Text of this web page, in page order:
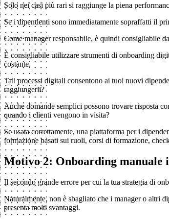
Solo nei casi più rari si raggiunge la piena
Se i dipendenti sono immediatamente sopraffatti il
Come manager responsabile, è quindi consigliabile
È consigliabile utilizzare strumenti di onboarding
costante.
Tali processi digitali consentono ai tuoi nuovi
raggiungerli?
Anche domande semplici possono trovare risposta
quando i clienti vengono in visita?
Se usata correttamente, una piattaforma per i
formazione basati sui ruoli, corsi di formazione,
Motivo 2: Onboarding manuale
Il secondo grande errore per cui la tua strategia di
Naturalmente, non è sbagliato che i manager o altri
presenta molti svantaggi.